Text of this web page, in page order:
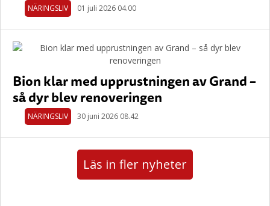
NÄRINGSLIV 01 juli 2026 04.00
Bion klar med upprustningen av Grand –
så dyr blev renoveringen
NÄRINGSLIV 30 juni 2026 08.42
Läs in fler nyheter